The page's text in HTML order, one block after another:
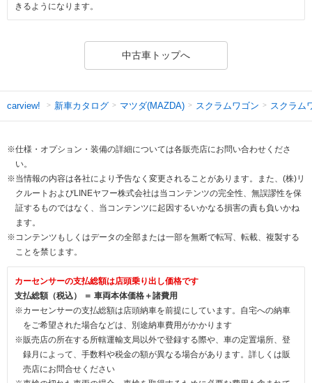
きるようになります。
中古車トップへ
carview! 新車カタログ マツダ(MAZDA) スクラムワゴン スクラム
※仕様・オプション・装備の詳細については各販売店にお問い合わせくださ
い。
※当情報の内容は各社により予告なく変更されることがあります。また、(株)リ
クルートおよびLINEヤフー株式会社は当コンテンツの完全性、無誤謬性を保
証するものではなく、当コンテンツに起因するいかなる損害の責も負いかね
ます。
※コンテンツもしくはデータの全部または一部を無断で転写、転載、複製する
ことを禁じます。
カーセンサーの支払総額は店頭乗り出し価格です
支払総額（税込） ＝ 車両本体価格＋諸費用
※カーセンサーの支払総額は店頭納車を前提にしています。自宅への納車
をご希望された場合などは、別途納車費用がかかります
※販売店の所在する所轄運輸支局以外で登録する際や、車の定置場所、登
録月によって、手数料や税金の額が異なる場合があります。詳しくは販
売店にお問合せください